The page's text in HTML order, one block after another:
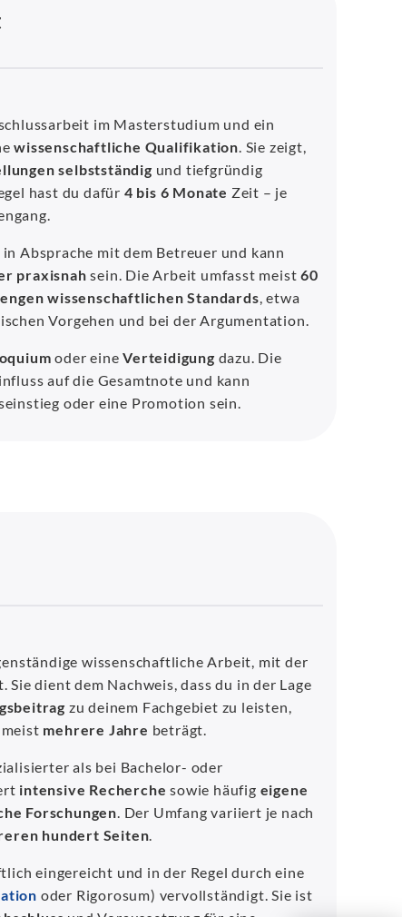
im Masterstudium und ein
wissenschaftliche Qualifikation. Sie zeigt,
selbstständig und tiefgründig
hast du dafür 4 bis 6 Monate Zeit – je
Absprache mit dem Betreuer und kann
praxisnah sein. Die Arbeit umfasst meist60
wissenschaftlichen Standards, etwa
Vorgehen und bei der Argumentation.
oder eineVerteidigung dazu. Die
auf die Gesamtnote und kann
oder eine Promotion sein.
wissenschaftliche Arbeit, mit der
Sie dient dem Nachweis, dass du in der Lage
zu deinem Fachgebiet zu leisten,
mehrere Jahre beträgt.
als bei Bachelor- oder
intensive Recherche sowie häufig eigene
Forschungen. Der Umfang variiert je nach
hundert Seiten.
eingereicht und in der Regel durch eine
oder Rigorosum) vervollständigt. Sie ist